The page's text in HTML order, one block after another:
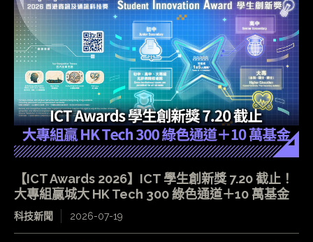
【ICT Awards 2026】ICT 學生創新獎 7.20 截止！
大專組贏城大 HK Tech 300 綠色通道＋10 萬基金
科技新聞 2026-07-19